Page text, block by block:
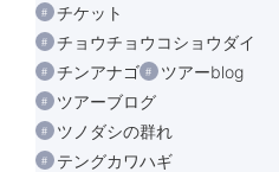
チケット
チョウチョウコショウダイ
チンアナゴ
ツアーblog
ツアーブログ
ツノダシの群れ
テングカワハギ